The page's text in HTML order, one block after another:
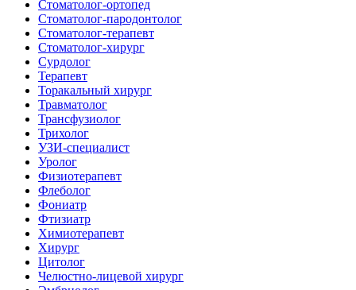
Стоматолог-ортопед
Стоматолог-пародонтолог
Стоматолог-терапевт
Стоматолог-хирург
Сурдолог
Терапевт
Торакальный хирург
Травматолог
Трансфузиолог
Трихолог
УЗИ-специалист
Уролог
Физиотерапевт
Флеболог
Фониатр
Фтизиатр
Химиотерапевт
Хирург
Цитолог
Челюстно-лицевой хирург